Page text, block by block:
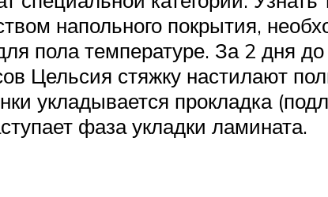
напольного покрытия,
пола температуре. За 2 дня до
Цельсия стяжку настилают
укладывается прокладка
фаза укладки ламината.